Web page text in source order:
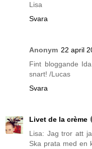
Lisa
Svara
Anonym 22 april
Fint bloggande
snart! /Lucas
Svara
Livet de la crème
Lisa: Jag tror att
Ska prata med en